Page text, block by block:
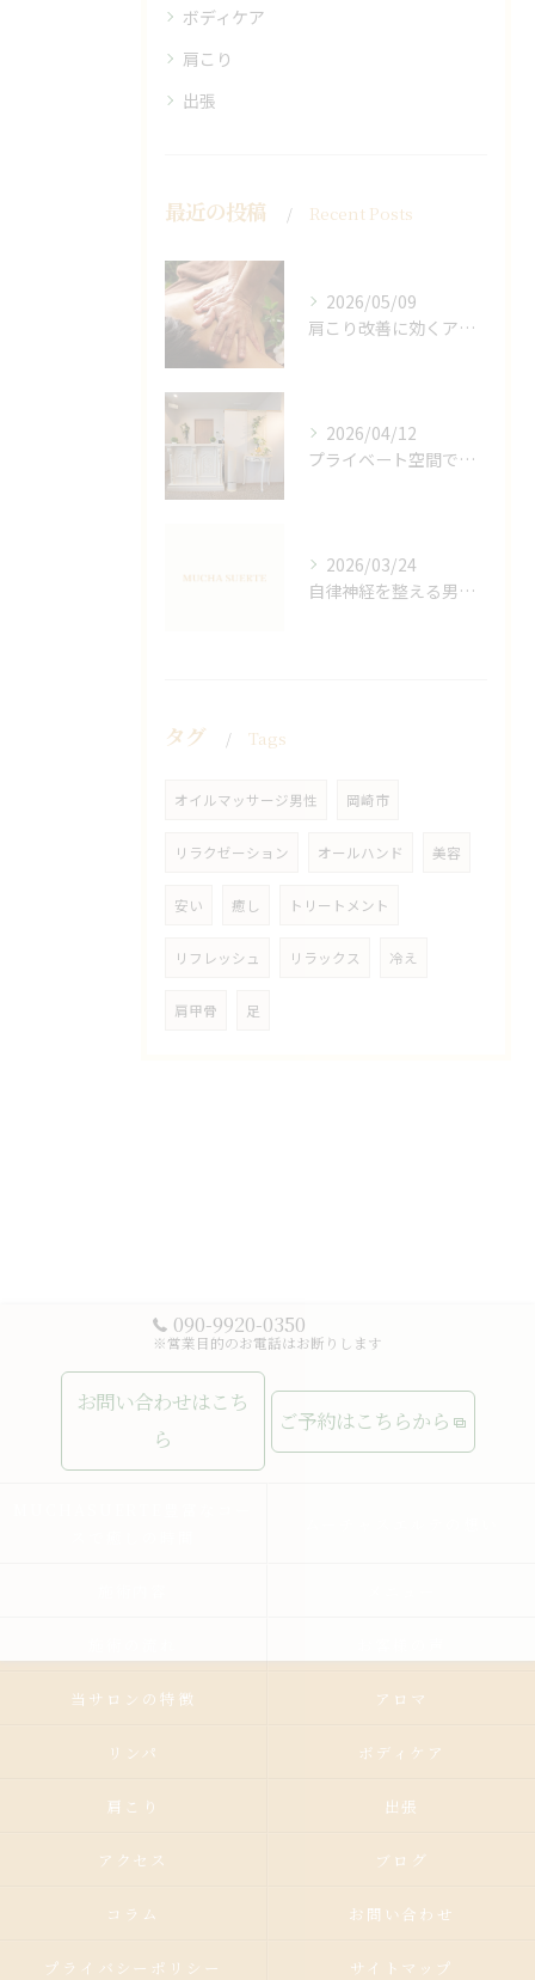
ボディケア
肩こり
出張
最近の投稿 Recent Posts
2026/05/09
肩こり改善に効くアロマリンパの手技と効果
2026/04/12
プライベート空間で極上アロマリンパケアの効果
2026/03/24
自律神経を整える男性オイルマッサージ
タグ Tags
オイルマッサージ男性 岡崎市
リラクゼーション オールハンド 美容
安い 癒し トリートメント
リフレッシュ リラックス 冷え
肩甲骨 足
090-9920-0350
※営業目的のお電話はお断りします
お問い合わせはこち
ら
ご予約はこちらから
当サロンの特徴 アロマ
リンパ ボディケア
肩こり 出張
アクセス ブログ
コラム お問い合わせ
プライバシーポリシー サイトマップ